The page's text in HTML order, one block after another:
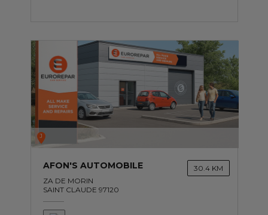
J
AFON'S AUTOMOBILE
ZA DE MORIN
SAINT CLAUDE 97120
30.4 KM